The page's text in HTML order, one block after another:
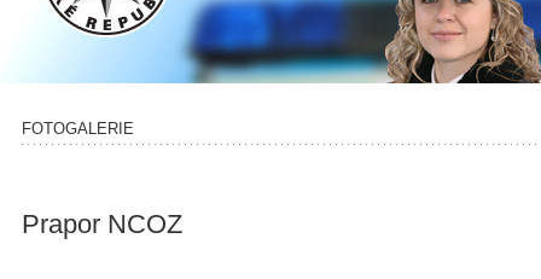
FOTOGALERIE
Prapor NCOZ